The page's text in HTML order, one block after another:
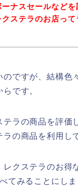
ナスセールなど
ステラのお店って
ですが、結構色
です。
ラの商品を評価
の商品を利用し
クステラのお得
てみることにしま